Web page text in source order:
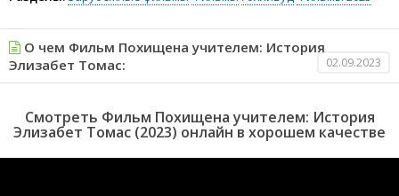
О чем Фильм Похищена учителем: История
Элизабет Томас:
02.09.2023
Смотреть Фильм Похищена учителем: История
Элизабет Томас (2023) онлайн в хорошем качестве